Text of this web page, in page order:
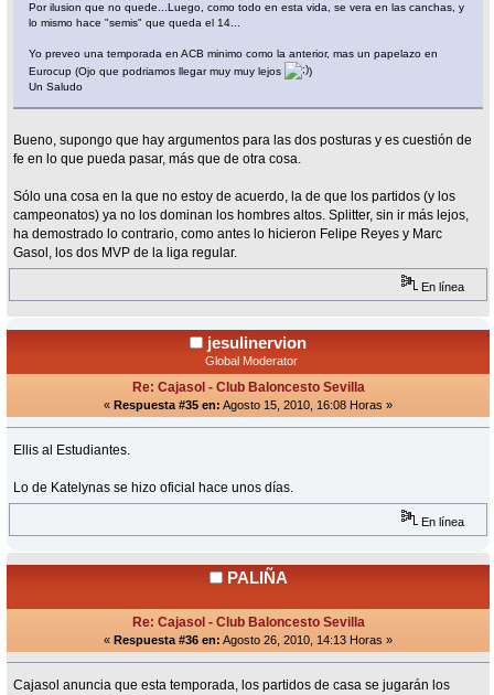
Por ilusion que no quede...Luego, como todo en esta vida, se vera en las canchas, y
lo mismo hace "semis" que queda el 14...
Yo preveo una temporada en ACB minimo como la anterior, mas un papelazo en
Eurocup (Ojo que podriamos llegar muy muy lejos
)
Un Saludo
Bueno, supongo que hay argumentos para las dos posturas y es cuestión de
fe en lo que pueda pasar, más que de otra cosa.
Sólo una cosa en la que no estoy de acuerdo, la de que los partidos (y los
campeonatos) ya no los dominan los hombres altos. Splitter, sin ir más lejos,
ha demostrado lo contrario, como antes lo hicieron Felipe Reyes y Marc
Gasol, los dos MVP de la liga regular.
En línea
jesulinervion
Global Moderator
Re: Cajasol - Club Baloncesto Sevilla
« Respuesta #35 en: Agosto 15, 2010, 16:08 Horas »
Ellis al Estudiantes.
Lo de Katelynas se hizo oficial hace unos días.
En línea
PALIÑA
Re: Cajasol - Club Baloncesto Sevilla
« Respuesta #36 en: Agosto 26, 2010, 14:13 Horas »
Cajasol anuncia que esta temporada, los partidos de casa se jugarán los